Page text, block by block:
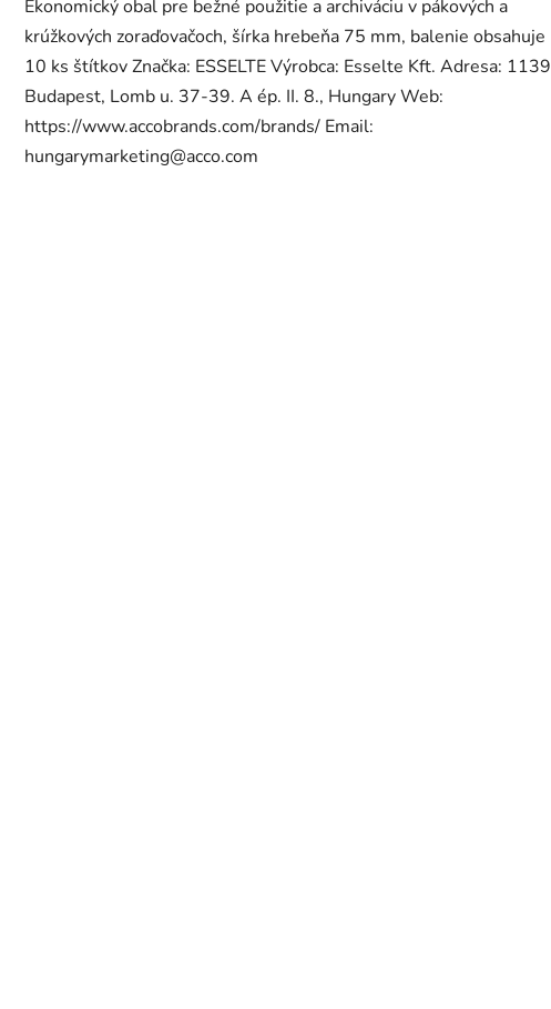
Ekonomický obal pre bežné použitie a archiváciu v pákových a
krúžkových zoraďovačoch, šírka hrebeňa 75 mm, balenie obsahuje
10 ks štítkov Značka: ESSELTE Výrobca: Esselte Kft. Adresa: 1139
Budapest, Lomb u. 37-39. A ép. II. 8., Hungary Web:
https://www.accobrands.com/brands/ Email:
hungarymarketing@acco.com